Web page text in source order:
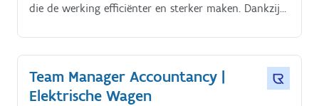
die de werking efficiënter en sterker maken. Dankzij
medewerkers groeien en samen resultaten behalen
Dagelijks management.
Team Manager Accountancy |
Elektrische Wagen